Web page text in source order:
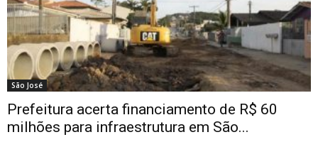
São José
Prefeitura acerta financiamento de R$ 60
milhões para infraestrutura em São...